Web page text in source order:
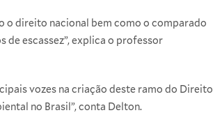
o direito nacional bem como o comparado
escassez”, explica o professor
vozes na criação deste ramo do Direito
no Brasil”, conta Delton.